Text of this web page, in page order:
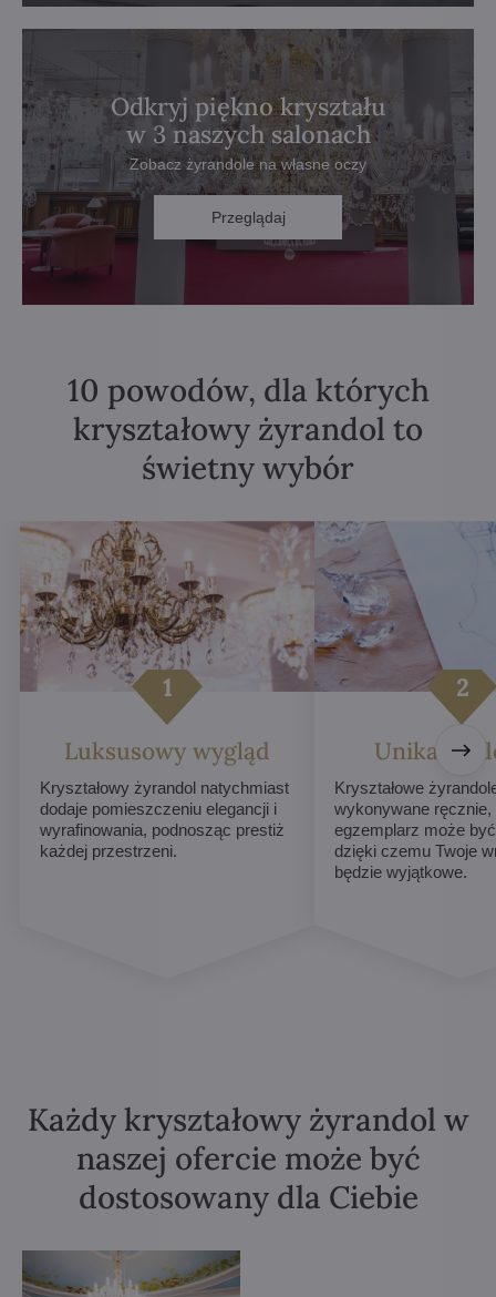
Odkryj piękno kryształu
w 3 naszych salonach
Zobacz żyrandole na własne oczy
Przeglądaj
10 powodów, dla których
kryształowy żyrandol to
świetny wybór
Luksusowy wygląd
Kryształowy żyrandol natychmiast
dodaje pomieszczeniu elegancji i
wyrafinowania, podnosząc prestiż
każdej przestrzeni.
Unikalne
Kryształowe
wykonywane
egzemplarz może
dzięki czemu Twoje
będzie wyjątkowe.
Każdy kryształowy żyrandol w
naszej ofercie może być
dostosowany dla Ciebie